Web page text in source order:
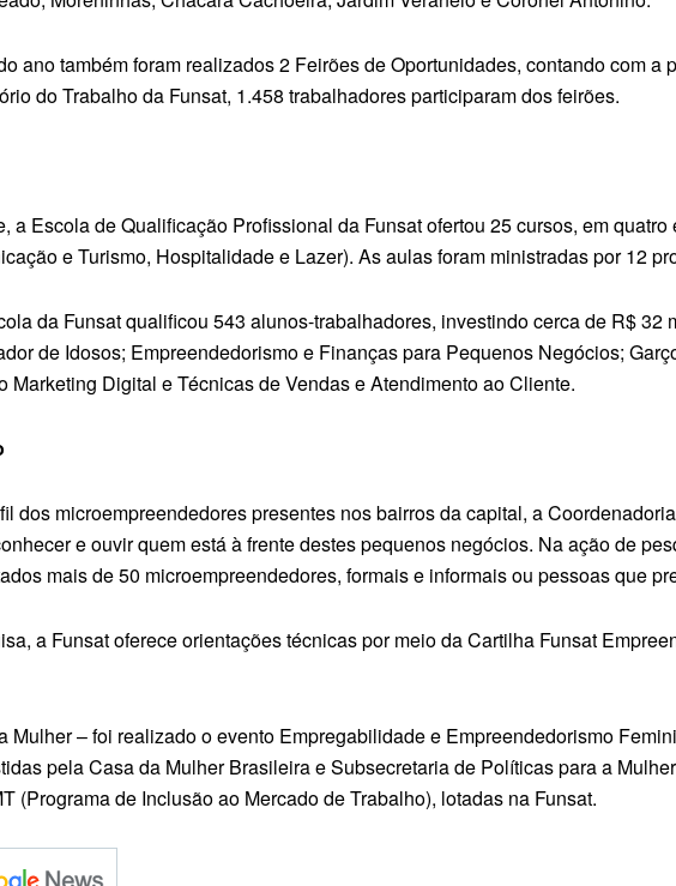
ano também foram realizados 2 Feirões de Oportunidades, contando com
do Trabalho da Funsat, 1.458 trabalhadores participaram dos feirões.
a Escola de Qualificação Profissional da Funsat ofertou 25 cursos, em
e Turismo, Hospitalidade e Lazer). As aulas foram ministradas por 12
da Funsat qualificou 543 alunos-trabalhadores, investindo cerca de R$
de Idosos; Empreendedorismo e Finanças para Pequenos Negócios;
Marketing Digital e Técnicas de Vendas e Atendimento ao Cliente.
dos microempreendedores presentes nos bairros da capital, a
e ouvir quem está à frente destes pequenos negócios. Na ação de
mais de 50 microempreendedores, formais e informais ou pessoas que
a Funsat oferece orientações técnicas por meio da Cartilha Funsat
Mulher – foi realizado o evento Empregabilidade e Empreendedorismo
pela Casa da Mulher Brasileira e Subsecretaria de Políticas para a
(Programa de Inclusão ao Mercado de Trabalho), lotadas na Funsat.